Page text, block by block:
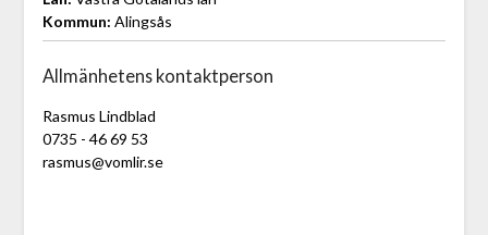
Kommun: Alingsås
Allmänhetens kontaktperson
Rasmus Lindblad
0735 - 46 69 53
rasmus@vomlir.se